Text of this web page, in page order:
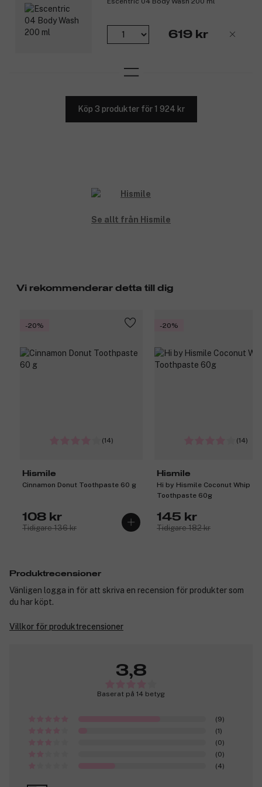
619 kr
Köp 3 produkter för 1 924 kr
Se allt från Hismile
Vi rekommenderar detta till dig
-20%
(14)
Hismile
Cinnamon Donut Toothpaste 60 g
108 kr
Tidigare 136 kr
-20%
(14)
Hismile
Hi by Hismile Coconut Whip
Toothpaste 60g
145 kr
Tidigare 182 kr
Produktrecensioner
Vänligen logga in för att skriva en recension för produkter som
du har köpt.
Villkor för produktrecensioner
3,8
Baserat på 14 betyg
(9)
(1)
(0)
(0)
(4)